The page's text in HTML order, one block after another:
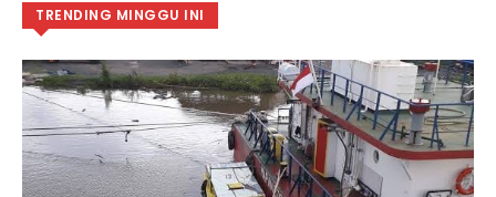
TRENDING MINGGU INI